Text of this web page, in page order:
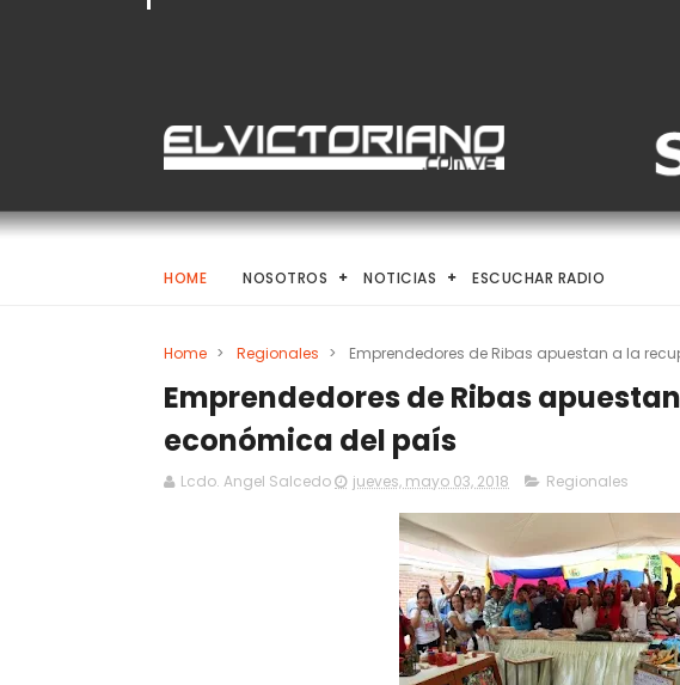
HOME NOSOTROS NOTICIAS ESCUCHAR RADIO
Home > Regionales > Emprendedores de Ribas apuestan a la
Emprendedores de Ribas
económica del país
Lcdo. Angel Salcedo jueves, mayo 03, 2018 Regionales